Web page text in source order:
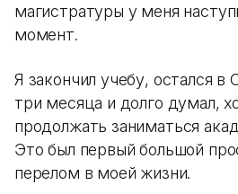
магистратуры у меня
момент.
Я закончил учебу, остался
три месяца и долго думал,
продолжать заниматься
Это был первый большой
перелом в моей жизни.